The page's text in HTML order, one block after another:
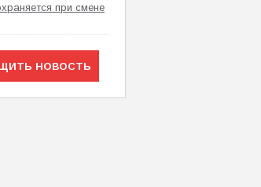
при смене
НОВОСТЬ